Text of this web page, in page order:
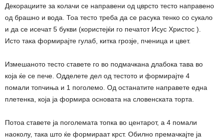
Декорациите за колачи се направени од цврсто тесто направено
од брашно и вода. Тоа тесто треба да се расука тенко со сукало
и да се исечат 5 букви (користејќи го печатот Исус Христос ).
Исто така формирајте гулаб, китка грозје, пченица и цвет.
Измешаното тесто ставете го во подмачкана длабока тава во
која ќе се пече. Одделете дел од тестото и формирајте 4
помали топчиња и 1 поголемо. Од останатите направете една
плетенка, која ја формира основата на словенската торта.
Потоа ставете ја поголемата топка во центарот, а 4 помали
наоколу, така што ќе формираат крст. Обилно премачкајте ја